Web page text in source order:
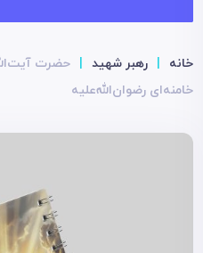
خانه رهبر شهید
حضرت
خامنه‌ای رضوان‌الله‌علیه